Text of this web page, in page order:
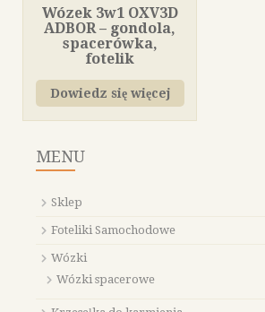
Wózek 3w1 OXV3D
ADBOR – gondola,
spacerówka,
fotelik
Dowiedz się więcej
MENU
Sklep
Foteliki Samochodowe
Wózki
Wózki spacerowe